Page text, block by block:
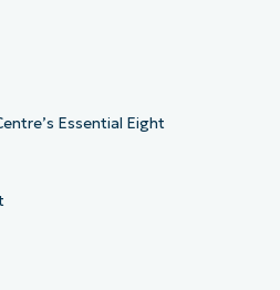
Essential Eight